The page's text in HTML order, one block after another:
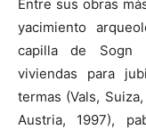
Entre sus obras
yacimiento
capilla de Sogn
viviendas para
termas (Vals,
Austria, 1997),